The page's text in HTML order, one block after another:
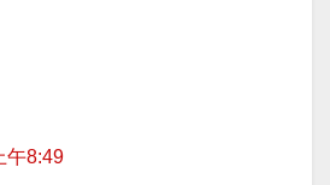
午8:49